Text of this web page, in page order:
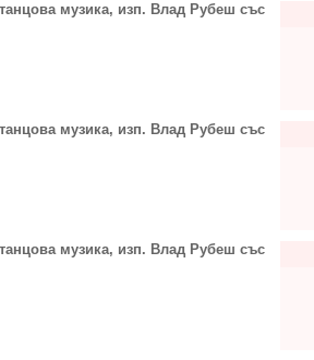
музика, изп. Влад Рубеш със
музика, изп. Влад Рубеш със
музика, изп. Влад Рубеш със